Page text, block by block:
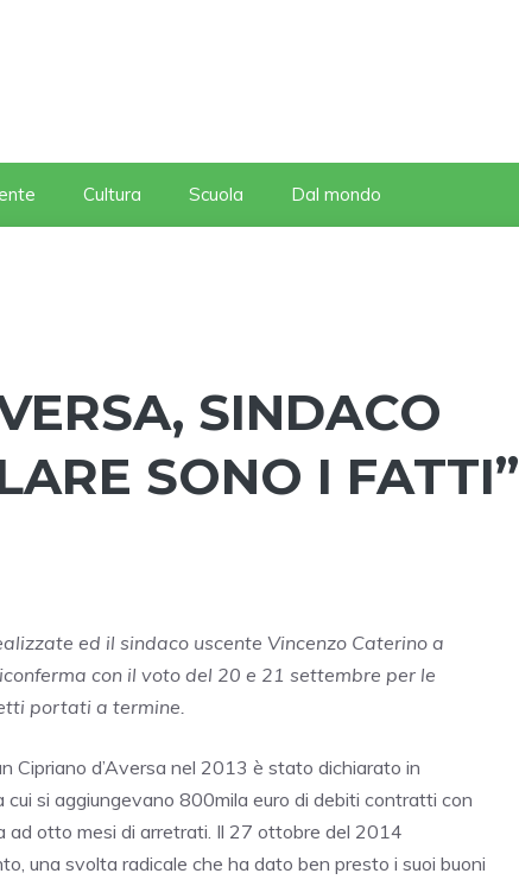
Cultura Scuola Dal mondo
SINDACO
SONO I FATTI”
ed il sindaco uscente Vincenzo Caterino a
con il voto del 20 e 21 settembre per le
portati a termine.
Cipriano d’Aversa nel 2013 è stato dichiarato in
si aggiungevano 800mila euro di debiti contratti con
ad otto mesi di arretrati. Il 27 ottobre del 2014
una svolta radicale che ha dato ben presto i suoi buoni